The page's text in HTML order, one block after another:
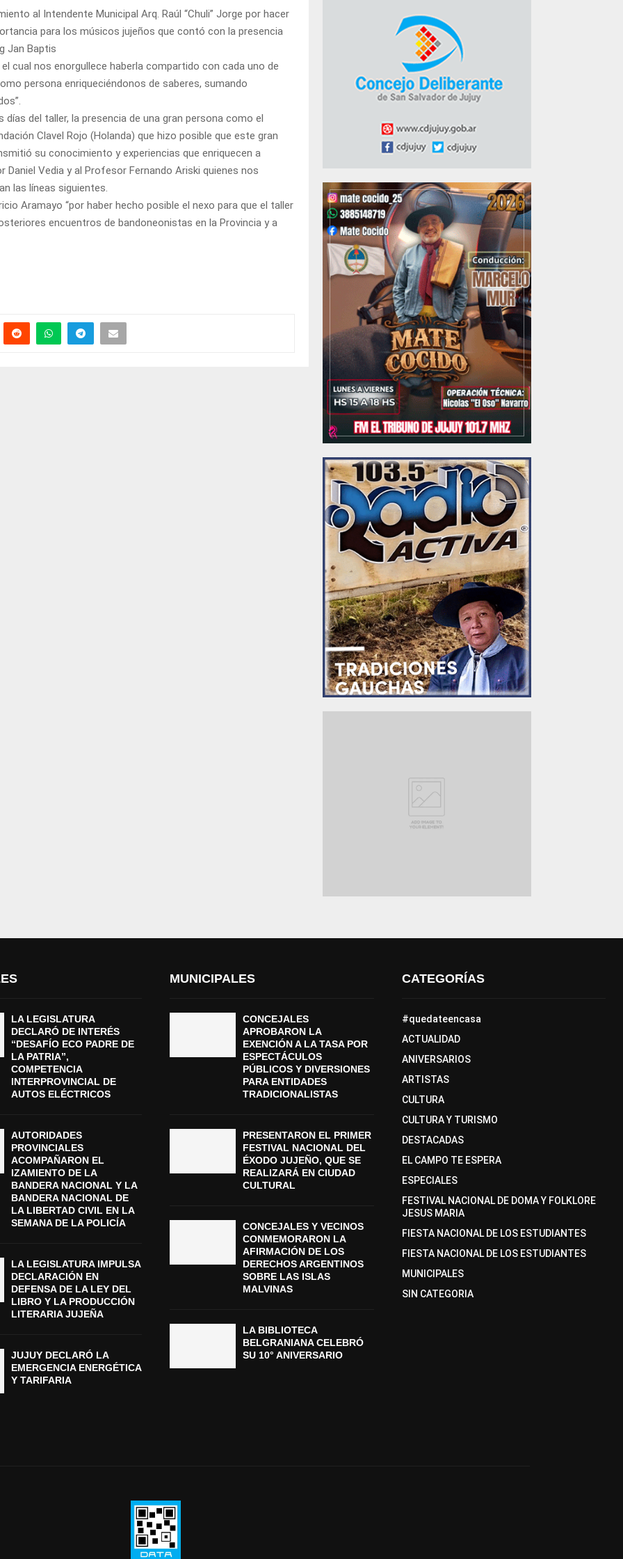
al Intendente Municipal Arq. Raúl “Chuli” Jorge por hacer
para los músicos jujeños que contó con la presencia
Jan Baptis
cual nos enorgullece haberla compartido con cada uno de
persona enriqueciéndonos de saberes, sumando
del taller, la presencia de una gran persona como el
Clavel Rojo (Holanda) que hizo posible que este gran
su conocimiento y experiencias que enriquecen a
Vedia y al Profesor Fernando Ariski quienes nos
las líneas siguientes.
Aramayo “por haber hecho posible el nexo para que el taller
encuentros de bandoneonistas en la Provincia y a
LA LEGISLATURA
DECLARÓ DE INTERÉS
“DESAFÍO ECO PADRE DE
LA PATRIA”,
COMPETENCIA
INTERPROVINCIAL DE
AUTOS ELÉCTRICOS
AUTORIDADES
PROVINCIALES
ACOMPAÑARON EL
IZAMIENTO DE LA
BANDERA NACIONAL Y LA
BANDERA NACIONAL DE
LA LIBERTAD CIVIL EN LA
SEMANA DE LA POLICÍA
LA LEGISLATURA IMPULSA
DECLARACIÓN EN
DEFENSA DE LA LEY DEL
LIBRO Y LA PRODUCCIÓN
LITERARIA JUJEÑA
JUJUY DECLARÓ LA
EMERGENCIA ENERGÉTICA
Y TARIFARIA
MUNICIPALES
CONCEJALES
APROBARON LA
EXENCIÓN A LA TASA POR
ESPECTÁCULOS
PÚBLICOS Y DIVERSIONES
PARA ENTIDADES
TRADICIONALISTAS
PRESENTARON EL PRIMER
FESTIVAL NACIONAL DEL
ÉXODO JUJEÑO, QUE SE
REALIZARÁ EN CIUDAD
CULTURAL
CONCEJALES Y VECINOS
CONMEMORARON LA
AFIRMACIÓN DE LOS
DERECHOS ARGENTINOS
SOBRE LAS ISLAS
MALVINAS
LA BIBLIOTECA
BELGRANIANA CELEBRÓ
SU 10° ANIVERSARIO
CATEGORÍAS
#quedateencasa
ACTUALIDAD
ANIVERSARIOS
ARTISTAS
CULTURA
CULTURA Y TURISMO
DESTACADAS
EL CAMPO TE ESPERA
ESPECIALES
FESTIVAL NACIONAL DE DOMA Y FOLKLORE
JESUS MARIA
FIESTA NACIONAL DE LOS ESTUDIANTES
FIESTA NACIONAL DE LOS ESTUDIANTES
MUNICIPALES
SIN CATEGORIA